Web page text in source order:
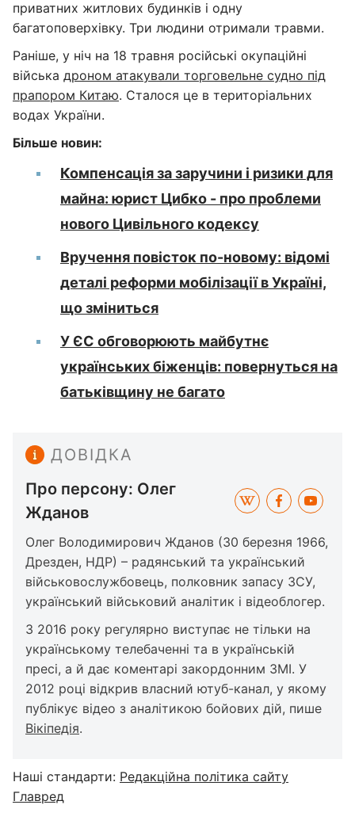
приватних житлових будинків і одну
багатоповерхівку. Три людини отримали травми.
Раніше, у ніч на 18 травня російські окупаційні
війська дроном атакували торговельне судно під
прапором Китаю. Сталося це в територіальних
водах України.
Більше новин:
Компенсація за заручини і ризики для
майна: юрист Цибко - про проблеми
нового Цивільного кодексу
Вручення повісток по-новому: відомі
деталі реформи мобілізації в Україні,
що зміниться
У ЄС обговорюють майбутнє
українських біженців: повернуться на
батьківщину не багато
ДОВІДКА
Про персону: Олег
Жданов
Олег Володимирович Жданов (30 березня 1966,
Дрезден, НДР) – радянський та український
військовослужбовець, полковник запасу ЗСУ,
український військовий аналітик і відеоблогер.
З 2016 року регулярно виступає не тільки на
українському телебаченні та в українській
пресі, а й дає коментарі закордонним ЗМІ. У
2012 році відкрив власний ютуб-канал, у якому
публікує відео з аналітикою бойових дій, пише
Вікіпедія.
Наші стандарти: Редакційна політика сайту
Главред